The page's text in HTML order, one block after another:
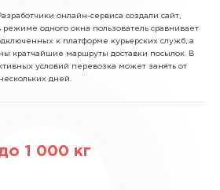
онлайн-сервиса создали сайт,
режиме одного окна пользователь сравнивает
к платформе курьерских служб, а
кратчайшие маршруты доставки посылок. В
условий перевозка может занять от
дней.
1 000 кг